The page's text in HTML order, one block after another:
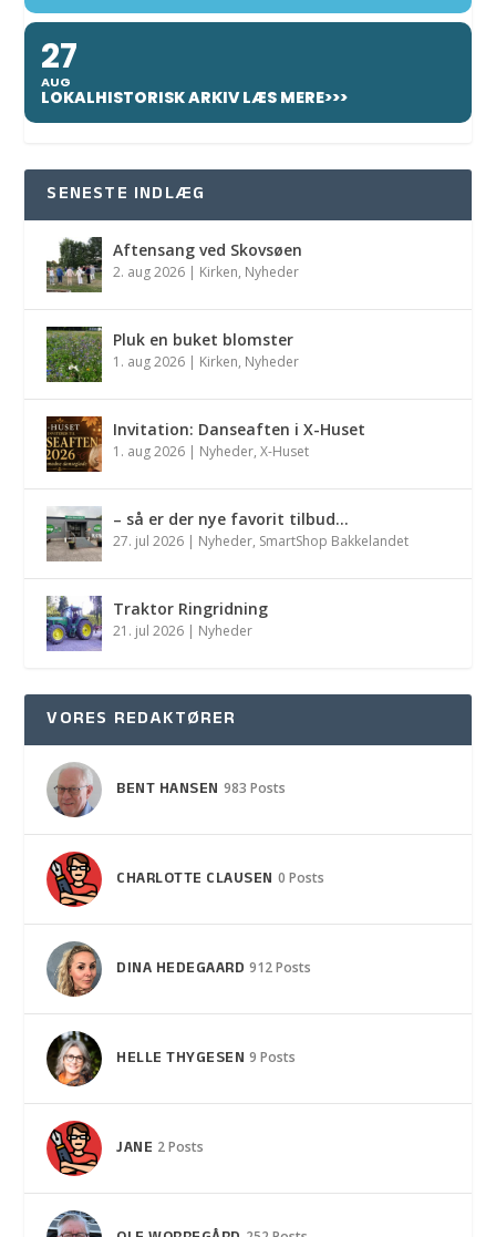
27
AUG
LOKALHISTORISK ARKIV LÆS MERE>>>
SENESTE INDLÆG
Aftensang ved Skovsøen
2. aug 2026 | Kirken, Nyheder
Pluk en buket blomster
1. aug 2026 | Kirken, Nyheder
Invitation: Danseaften i X-Huset
1. aug 2026 | Nyheder,X-Huset
– så er der nye favorit tilbud…
27. jul 2026 | Nyheder, SmartShop Bakkelandet
Traktor Ringridning
21. jul 2026 | Nyheder
VORES REDAKTØRER
BENT HANSEN 983 Posts
CHARLOTTE CLAUSEN 0 Posts
DINA HEDEGAARD 912 Posts
HELLE THYGESEN 9 Posts
JANE 2 Posts